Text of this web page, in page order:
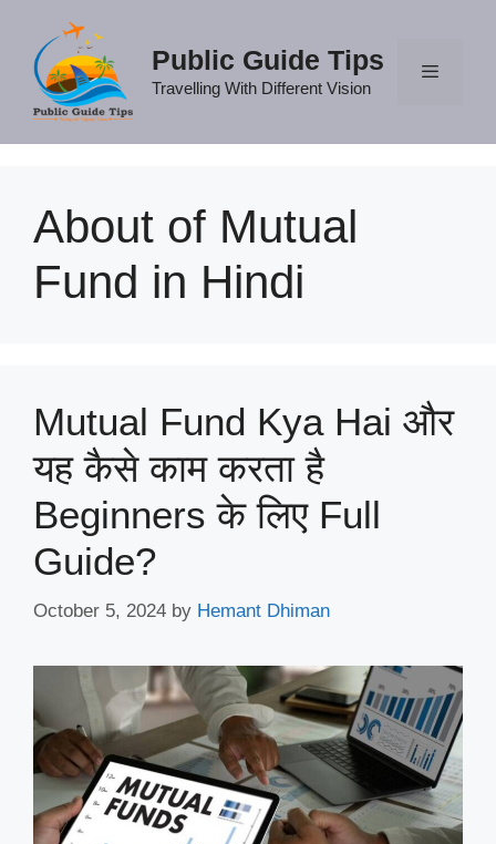
content
Public Guide Tips
Travelling With Different Vision
About of Mutual
Fund in Hindi
Mutual Fund Kya Hai और
यह कैसे काम करता है
Beginners के लिए Full
Guide?
October 5, 2024 by Hemant Dhiman